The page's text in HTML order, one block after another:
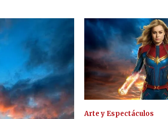
Arte y Espectáculos